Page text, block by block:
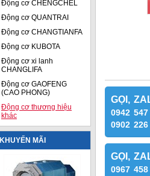
Động cơ CHENGCHEL
Động cơ QUANTRAI
Động cơ CHANGTIANFA
Động cơ KUBOTA
Động cơ xi lanh
CHANGLIFA
Động cơ GAOFENG
(CAO PHONG)
Động cơ thương hiệu
khác
KHUYẾN MÃI
GỌI,
0942
0902
GỌI,
0967